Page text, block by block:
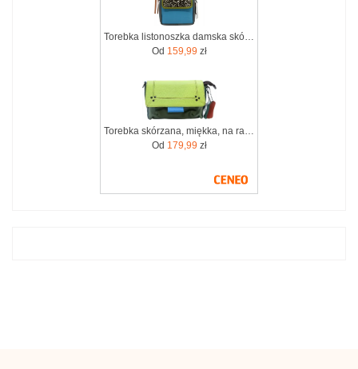
Torebka listonoszka damska skórzana regulowany pasek zero waste OLIVKA
Od 159,99 zł
Torebka skórzana, miękka, na ramię długi pasek oryginalna zero waste OLIVKA
Od 179,99 zł